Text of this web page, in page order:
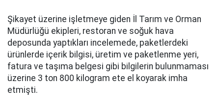
Şikayet üzerine işletmeye giden İl Tarım ve Orman
Müdürlüğü ekipleri, restoran ve soğuk hava
deposunda yaptıkları incelemede, paketlerdeki
ürünlerde içerik bilgisi, üretim ve paketlenme yeri,
fatura ve taşıma belgesi gibi bilgilerin bulunmaması
üzerine 3 ton 800 kilogram ete el koyarak imha
etmişti.